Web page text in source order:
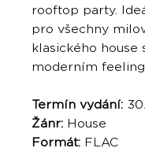
rooftop party.
pro všechny
klasického house
moderním
Termín vydání:
Žánr: House
Formát: FLAC